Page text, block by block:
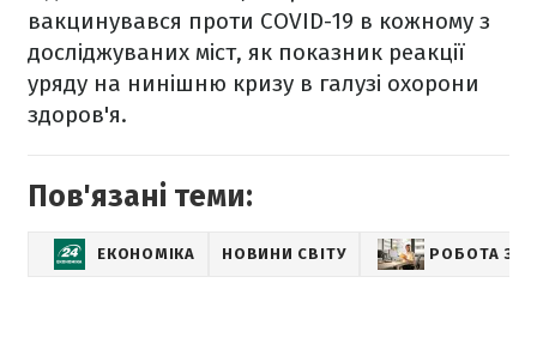
вакцинувався проти COVID-19 в кожному з
досліджуваних міст, як показник реакції
уряду на нинішню кризу в галузі охорони
здоров'я.
Пов'язані теми:
ЕКОНОМІКА НОВИНИ СВІТУ РОБОТА ЗА